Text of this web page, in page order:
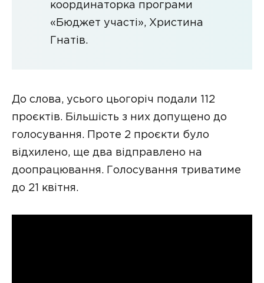
координаторка програми
«Бюджет участі», Христина
Гнатів.
До слова, усього цьогоріч подали 112
проєктів. Більшість з них допущено до
голосування. Проте 2 проєкти було
відхилено, ще два відправлено на
доопрацювання. Голосування триватиме
до 21 квітня.